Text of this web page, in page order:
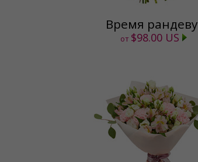
Время рандеву
от $98.00 US